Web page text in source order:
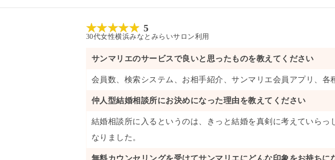
5
30代女性横浜みなとみらいサロン利用
サンマリエのサービスで良いと思ったものを教えてください
会員数 検索システム お相手紹介 、サンマリエ会員アプリ 各
仲人型結婚相談所にお決めになった理由を教えてください
結婚相談所に入るというのは、きっと結婚を真剣に考えていら
なりました。
無料カウンセリングを受けてサンマリエにどんな印象をお持ちに